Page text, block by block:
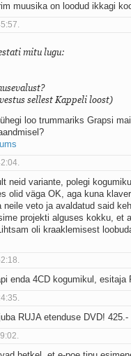
muusika on loodud ikkagi
mitu lugu:
sellest Kappeli loost)
loo trummariks Grapsi
neid variante, polegi
olid väga OK, aga kuna
neile veto ja avaldatud said
projekti alguses kokku, et
oli kraaklemisest
enda 4CD kogumikul, esitaja
RUJA etenduse DVD! 425.-